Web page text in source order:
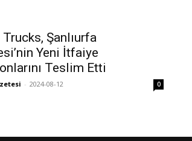
Şanlıurfa
Yeni İtfaiye
Teslim Etti
- 2024-08-12 0